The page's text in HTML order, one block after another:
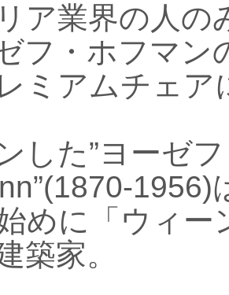
ア業界の人の
ゼフ・ホフマ
ミアムチェア
した”ヨーゼ
1956)
めに「ウィ
築家。